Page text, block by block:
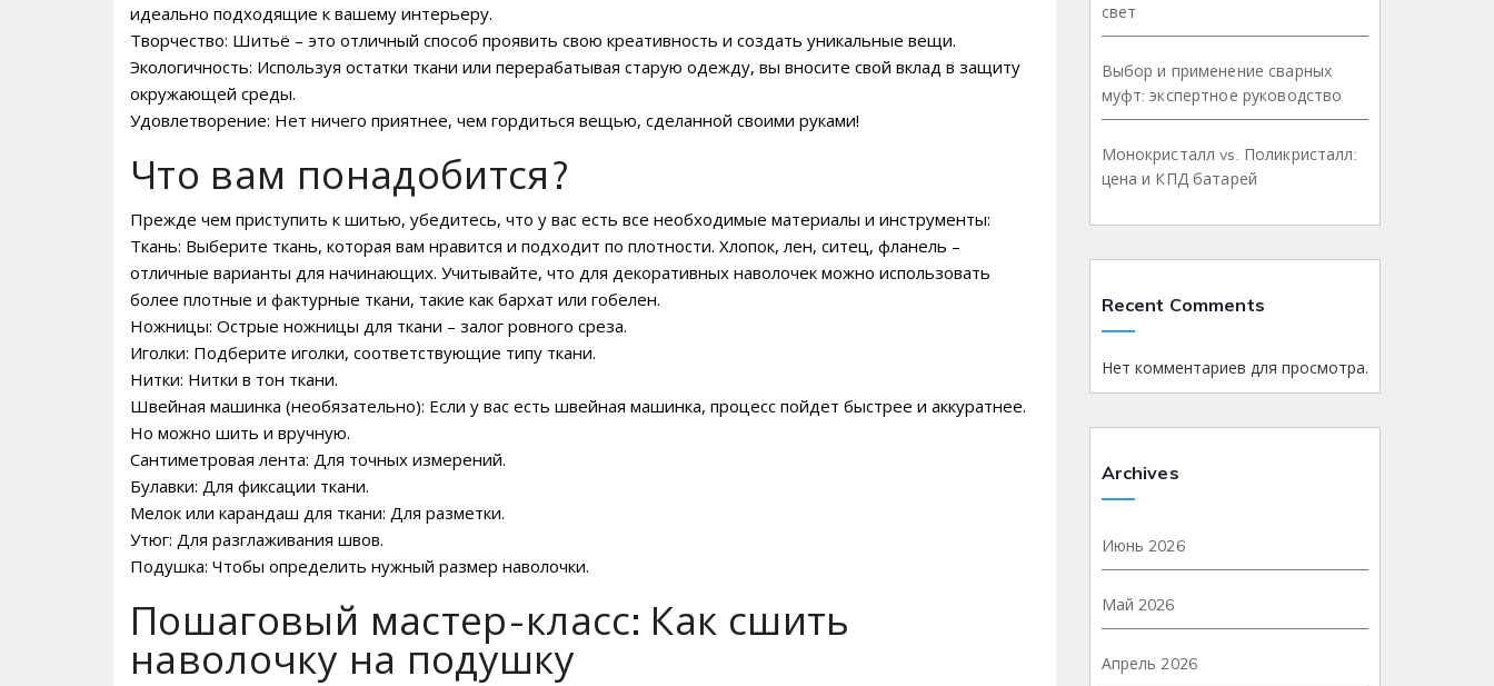
идеально подходящие к вашему интерьеру.
Творчество: Шитьё – это отличный способ проявить свою креативность и создать уникальные вещи.
Экологичность: Используя остатки ткани или перерабатывая старую одежду, вы вносите свой вклад в защиту
окружающей среды.
Удовлетворение: Нет ничего приятнее, чем гордиться вещью, сделанной своими руками!
Что вам понадобится?
Прежде чем приступить к шитью, убедитесь, что у вас есть все необходимые материалы и инструменты:
Ткань: Выберите ткань, которая вам нравится и подходит по плотности. Хлопок, лен, ситец, фланель –
отличные варианты для начинающих. Учитывайте, что для декоративных наволочек можно использовать
более плотные и фактурные ткани, такие как бархат или гобелен.
Ножницы: Острые ножницы для ткани – залог ровного среза.
Иголки: Подберите иголки, соответствующие типу ткани.
Нитки: Нитки в тон ткани.
Швейная машинка (необязательно): Если у вас есть швейная машинка, процесс пойдет быстрее и аккуратнее.
Но можно шить и вручную.
Сантиметровая лента: Для точных измерений.
Булавки: Для фиксации ткани.
Мелок или карандаш для ткани: Для разметки.
Утюг: Для разглаживания швов.
Подушка: Чтобы определить нужный размер наволочки.
Пошаговый мастер-класс: Как сшить
наволочку на подушку
свет
Выбор и применение сварных
муфт: экспертное руководство
Монокристалл vs. Поликристалл:
цена и КПД батарей
Recent Comments
Нет комментариев для просмотра.
Archives
Июнь 2026
Май 2026
Апрель 2026